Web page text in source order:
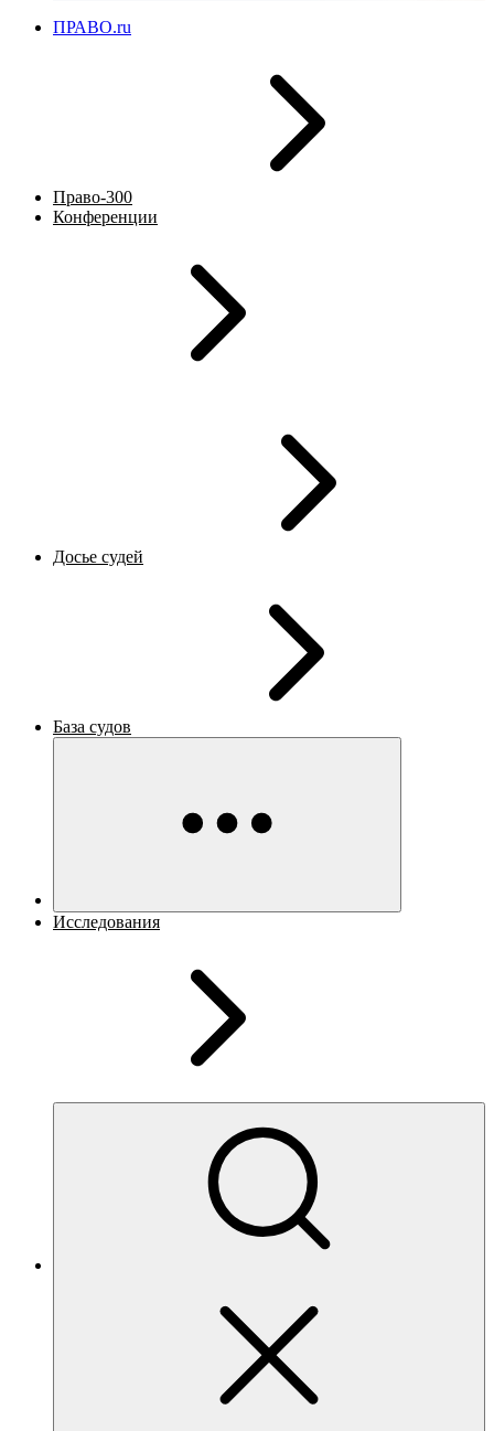
ПРАВО.ru
Право-300
Конференции
Досье судей
База судов
Исследования